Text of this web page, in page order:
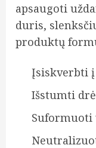
apsaugoti
duris,
produktų
Įsiskverbti
Išstumti
Suformuoti